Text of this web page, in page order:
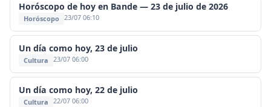
Horóscopo de hoy en Bande — 23 de julio de 2026
Horóscopo 23/07 06:10
Un día como hoy, 23 de julio
Cultura 23/07 06:00
Un día como hoy, 22 de julio
Cultura 22/07 06:00